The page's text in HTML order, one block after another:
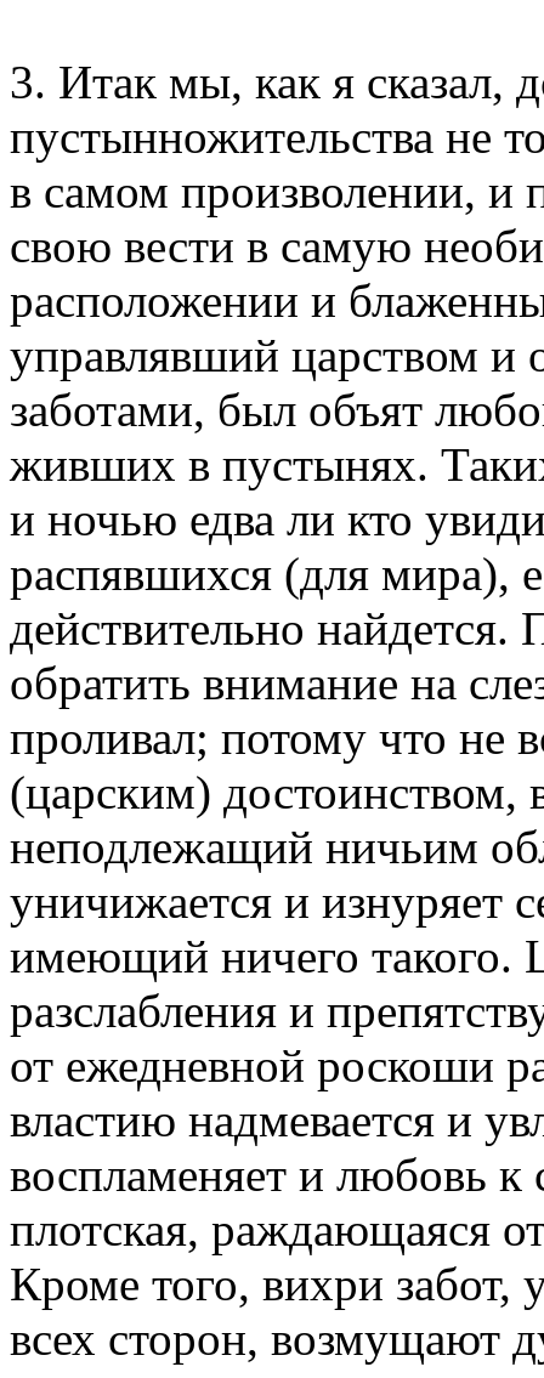
3. Итак мы, как я сказал,
пустынножительства не
в самом произволении, и
свою вести в самую
расположении и
управлявший царством и
заботами, был объят
живших в пустынях.
и ночью едва ли кто
распявшихся (для мира),
действительно
обратить внимание на
проливал; потому что не
(царским) достоинством,
неподлежащий ничьим
уничижается и изнуряет
имеющий ничего такого.
разслабления и
от ежедневной роскоши
властию надмевается и
воспламеняет и любовь
плотская, раждающаяся
Кроме того, вихри забот,
всех сторон, возмущают